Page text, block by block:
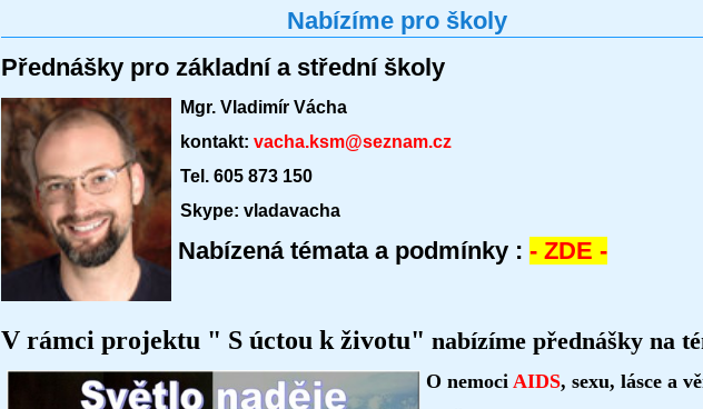
Nabízíme pro školy
Přednášky pro základní a střední školy
Mgr. Vladimír Vácha
kontakt: vacha.ksm@seznam.cz
Tel. 605 873 150
Skype: vladavacha
Nabízená témata a podmínky : - ZDE -
V rámci projektu " S úctou k životu" nabízíme přednášky na
O nemoci AIDS, sexu, lásce a